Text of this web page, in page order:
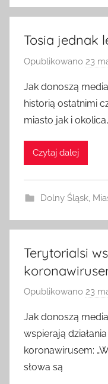
Tosia jednak
Opublikowano 23
Jak donoszą
historią ostatnimi
miasto jak i
Czytaj dalej
Dolny Śląsk,
Terytorialsi
Opublikowano 23
Jak donoszą
wspierają
koronawirusem:
słowa są